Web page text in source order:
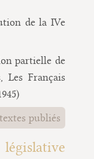
de la IVe
partielle de
Français
publiés